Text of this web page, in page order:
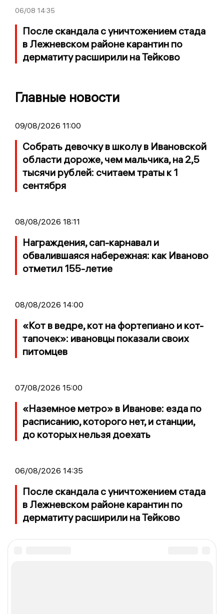
06/08 14:35
После скандала с уничтожением стада
в Лежневском районе карантин по
дерматиту расширили на Тейково
Главные новости
09/08/2026 11:00
Собрать девочку в школу в Ивановской
области дороже, чем мальчика, на 2,5
тысячи рублей: считаем траты к 1
сентября
08/08/2026 18:11
Награждения, сап-карнавал и
обвалившаяся набережная: как Иваново
отметил 155-летие
08/08/2026 14:00
«Кот в ведре, кот на фортепиано и кот-
тапочек»: ивановцы показали своих
питомцев
07/08/2026 15:00
«Наземное метро» в Иванове: езда по
расписанию, которого нет, и станции,
до которых нельзя доехать
06/08/2026 14:35
После скандала с уничтожением стада
в Лежневском районе карантин по
дерматиту расширили на Тейково